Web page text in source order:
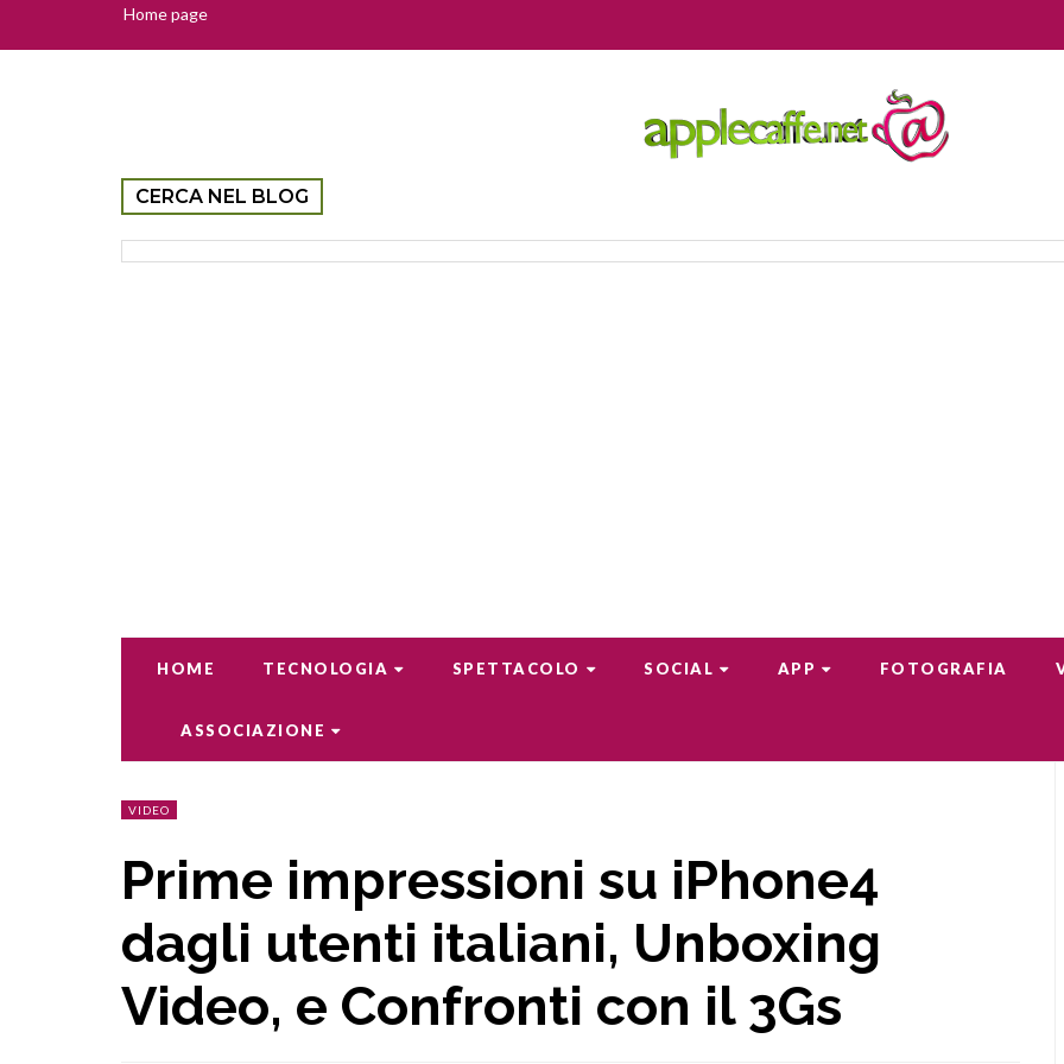
Home page
CERCA NEL BLOG
HOME TECNOLOGIA SPETTACOLO SOCIAL APP FOTOGRAFIA
ASSOCIAZIONE
VIDEO
Prime impressioni su iPhone4
dagli utenti italiani, Unboxing
Video, e Confronti con il 3Gs